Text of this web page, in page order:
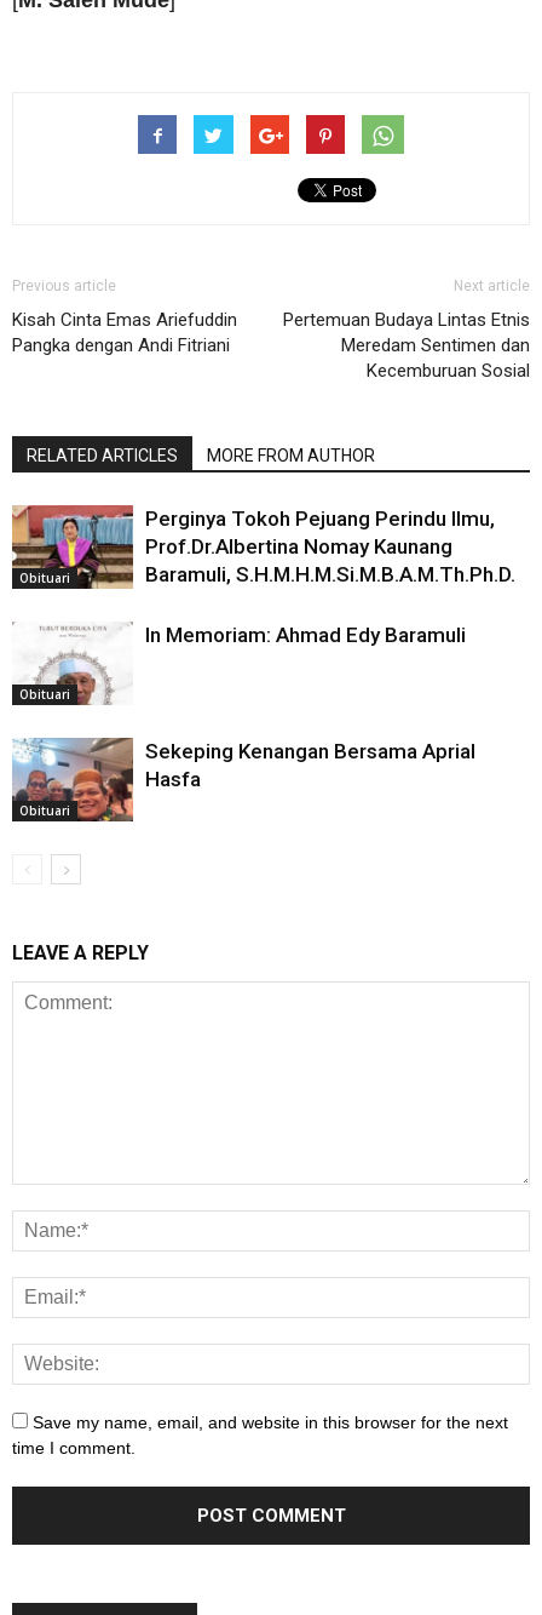
Previous article
Kisah Cinta Emas Ariefuddin
Pangka dengan Andi Fitriani
Next article
Pertemuan Budaya Lintas Etnis
Meredam Sentimen dan
Kecemburuan Sosial
RELATED ARTICLES MORE FROM AUTHOR
Obituari
Perginya Tokoh Pejuang Perindu Ilmu,
Prof.Dr.Albertina Nomay Kaunang
Baramuli, S.H.M.H.M.Si.M.B.A.M.Th.Ph.D.
Obituari
In Memoriam: Ahmad Edy Baramuli
Obituari
Sekeping Kenangan Bersama Aprial
Hasfa
LEAVE A REPLY
Save my name, email, and website in this browser for the next
time I comment.